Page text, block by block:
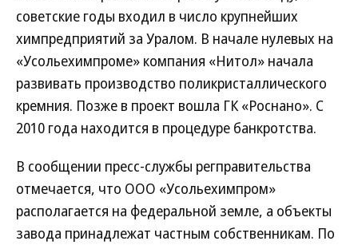
советские годы входил в число крупнейших
химпредприятий за Уралом. В начале нулевых на
«Усольехимпроме» компания «Нитол» начала
развивать производство поликристаллического
кремния. Позже в проект вошла ГК «Роснано». C
2010 года находится в процедуре банкротства.
В сообщении пресс-службы регправительства
отмечается, что ООО «Усольехимпром»
располагается на федеральной земле, а объекты
завода принадлежат частным собственникам. По